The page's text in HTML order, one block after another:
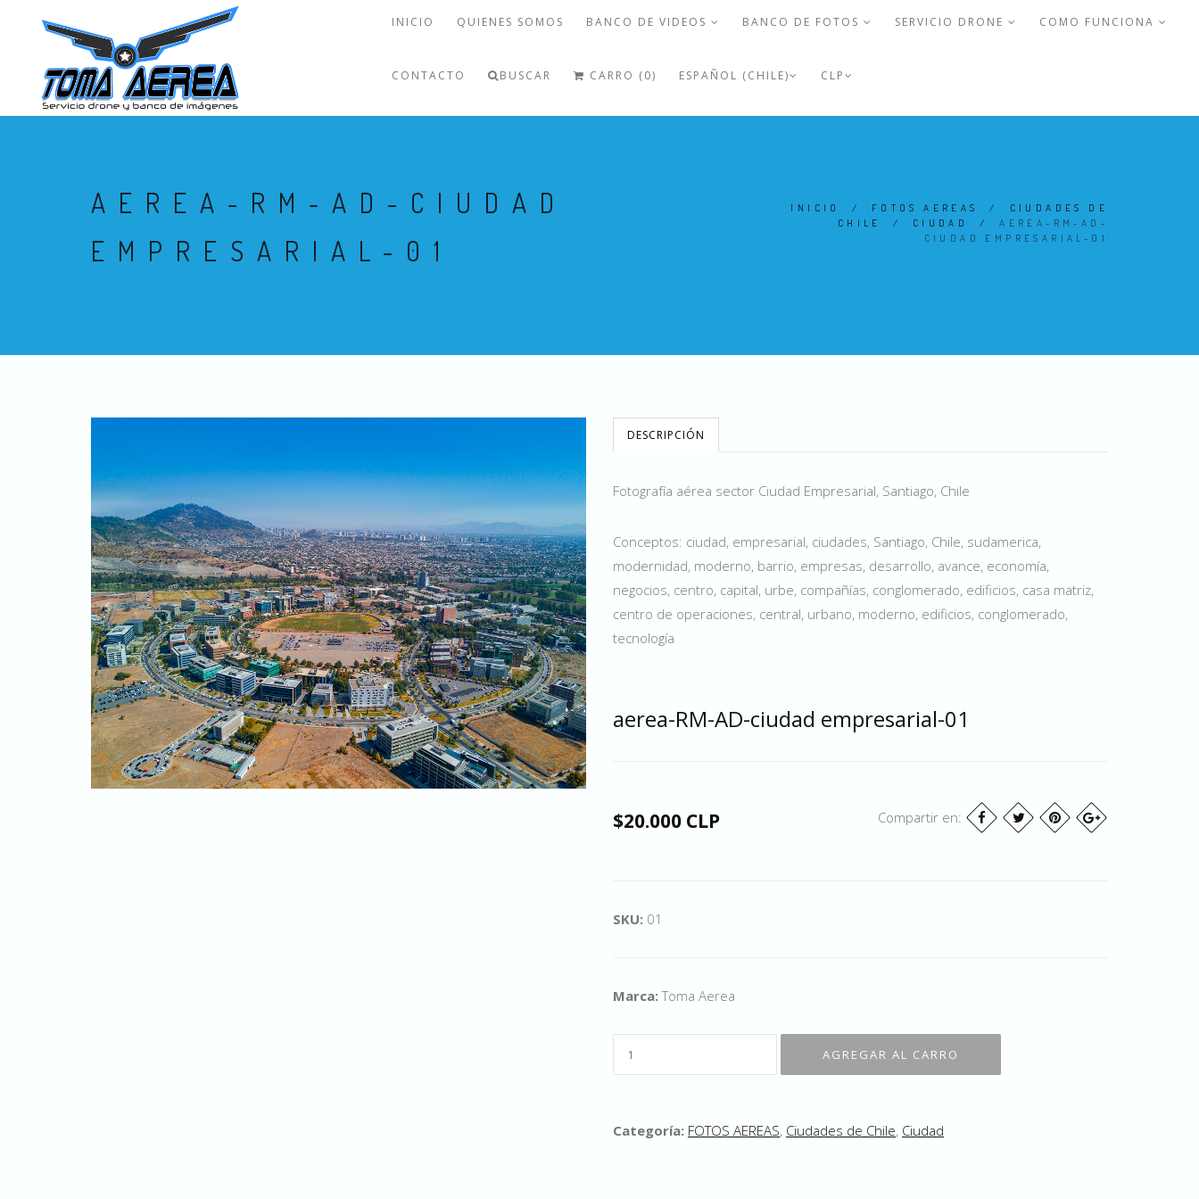
INICIO QUIENES SOMOS BANCO DE VIDEOS BANCO DE FOTOS SERVICIO DRONE COMO FUNCIONA
CONTACTO BUSCAR CARRO (0) ESPAÑOL (CHILE) CLP
AEREA-RM-AD-CIUDAD
EMPRESARIAL-01
INICIO / FOTOS AEREAS /
CIUDADES DE
CHILE
/ CIUDAD /AEREA-RM-AD-
CIUDAD EMPRESARIAL-01
DESCRIPCIÓN
Fotografía aérea sector Ciudad Empresarial, Santiago, Chile
Conceptos: ciudad, empresarial, ciudades, Santiago, Chile, sudamerica,
modernidad, moderno, barrio, empresas, desarrollo, avance, economía,
negocios, centro, capital, urbe, compañías, conglomerado, edificios, casa matriz,
centro de operaciones, central, urbano, moderno, edificios, conglomerado,
tecnología
aerea-RM-AD-ciudad empresarial-01
$20.000 CLP Compartir en:
SKU: 01
Marca:Toma Aerea
Categoría: FOTOS AEREAS, Ciudades de Chile, Ciudad